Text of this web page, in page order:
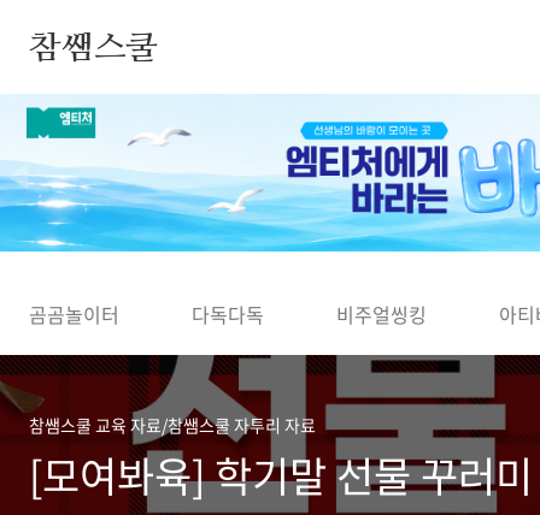
참쌤스쿨
◀
곰곰놀이터 다독다독 비주얼씽킹 아
참쌤스쿨 교육 자료/참쌤스쿨 자투리 자료
[모여봐육] 학기말 선물 꾸러